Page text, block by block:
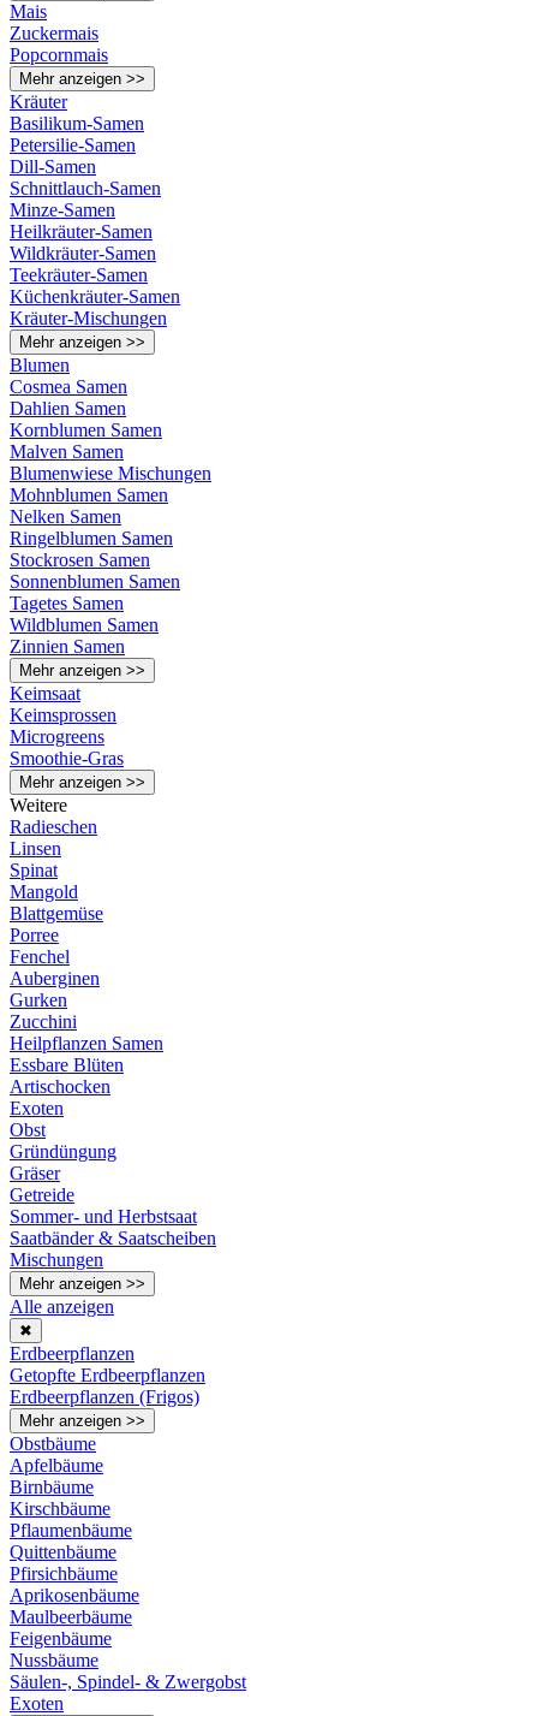
Mais
Zuckermais
Popcornmais
Mehr anzeigen >>
Kräuter
Basilikum-Samen
Petersilie-Samen
Dill-Samen
Schnittlauch-Samen
Minze-Samen
Heilkräuter-Samen
Wildkräuter-Samen
Teekräuter-Samen
Küchenkräuter-Samen
Kräuter-Mischungen
Mehr anzeigen >>
Blumen
Cosmea Samen
Dahlien Samen
Kornblumen Samen
Malven Samen
Blumenwiese Mischungen
Mohnblumen Samen
Nelken Samen
Ringelblumen Samen
Stockrosen Samen
Sonnenblumen Samen
Tagetes Samen
Wildblumen Samen
Zinnien Samen
Mehr anzeigen >>
Keimsaat
Keimsprossen
Microgreens
Smoothie-Gras
Mehr anzeigen >>
Weitere
Radieschen
Linsen
Spinat
Mangold
Blattgemüse
Porree
Fenchel
Auberginen
Gurken
Zucchini
Heilpflanzen Samen
Essbare Blüten
Artischocken
Exoten
Obst
Gründüngung
Gräser
Getreide
Sommer- und Herbstsaat
Saatbänder & Saatscheiben
Mischungen
Mehr anzeigen >>
Alle anzeigen
✖
Erdbeerpflanzen
Getopfte Erdbeerpflanzen
Erdbeerpflanzen (Frigos)
Mehr anzeigen >>
Obstbäume
Apfelbäume
Birnbäume
Kirschbäume
Pflaumenbäume
Quittenbäume
Pfirsichbäume
Aprikosenbäume
Maulbeerbäume
Feigenbäume
Nussbäume
Säulen-, Spindel- & Zwergobst
Exoten